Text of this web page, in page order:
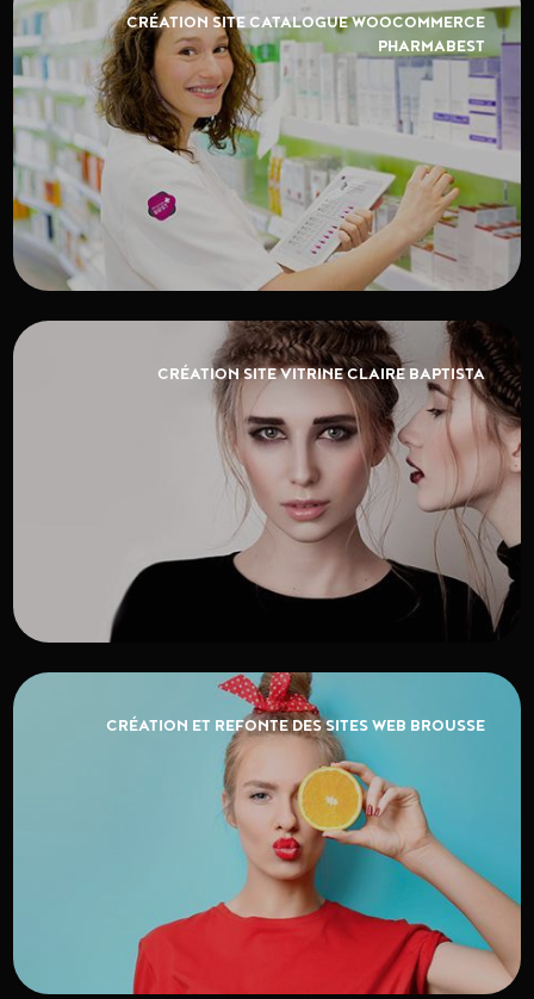
CRÉATION SITE CATALOGUE WOOCOMMERCE
PHARMABEST
CRÉATION SITE VITRINE CLAIRE BAPTISTA
CRÉATION ET REFONTE DES SITES WEB BROUSSE